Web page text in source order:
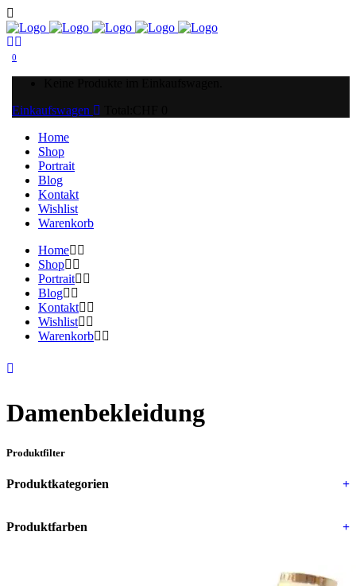
0
Einkaufswagen
Home
Shop
Portrait
Blog
Kontakt
Wishlist
Warenkorb
Home
Shop
Portrait
Blog
Kontakt
Wishlist
Warenkorb
Damenbekleidung
Produktfilter
Produktkategorien +
Produktfarben +